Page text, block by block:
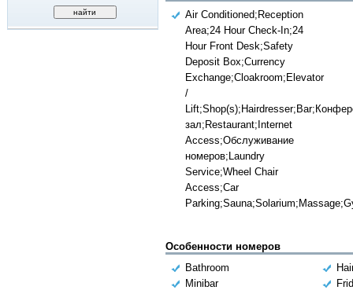
Air Conditioned;Reception
Area;24 Hour Check-In;24
Hour Front Desk;Safety
Deposit Box;Currency
Exchange;Cloakroom;Elevator
/
зал;Restaurant;Internet
Access;Обслуживание
номеров;Laundry
Service;Wheel Chair
Access;Car
Особенности номеров
Bathroom
Minibar